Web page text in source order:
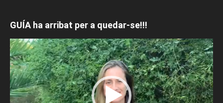
GUÍA ha arribat per a quedar-se!!!
Reproductor
de
vídeo